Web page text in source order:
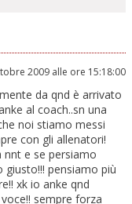
2009 alle ore 15:18:00
da qnd è arrivato
al coach..sn una
noi stiamo messi
con gli allenatori!
nnt e se persiamo
pensiamo più
xk io anke qnd
sempre forza